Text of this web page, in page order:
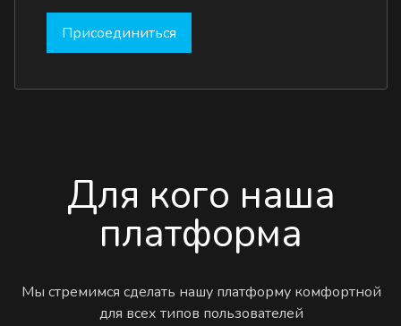
Присоединиться
Для кого наша
платформа
Мы стремимся сделать нашу платформу комфортной
для всех типов пользователей